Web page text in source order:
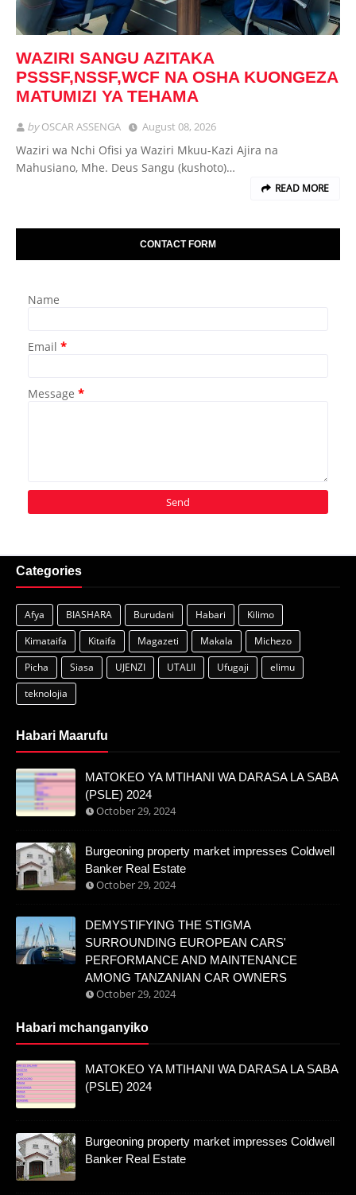
WAZIRI SANGU AZITAKA
PSSSF,NSSF,WCF NA OSHA KUONGEZA
MATUMIZI YA TEHAMA
byOSCAR ASSENGA August 08, 2026
Waziri wa Nchi Ofisi ya Waziri Mkuu-Kazi Ajira na
Mahusiano, Mhe. Deus Sangu (kushoto)…
READ MORE
CONTACT FORM
Name
Email *
Message *
Categories
Afya BIASHARA Burudani Habari
Kilimo
Kimataifa
Kitaifa Magazeti Makala
Michezo
Picha
Siasa UJENZI UTALII Ufugaji
elimu
teknolojia
Habari Maarufu
MATOKEO YA MTIHANI WA DARASA LA SABA
(PSLE) 2024
October 29, 2024
Burgeoning property market impresses Coldwell
Banker Real Estate
October 29, 2024
DEMYSTIFYING THE STIGMA
SURROUNDING EUROPEAN CARS'
PERFORMANCE AND MAINTENANCE
AMONG TANZANIAN CAR OWNERS
October 29, 2024
Habari mchanganyiko
MATOKEO YA MTIHANI WA DARASA LA SABA
(PSLE) 2024
Burgeoning property market impresses Coldwell
Banker Real Estate